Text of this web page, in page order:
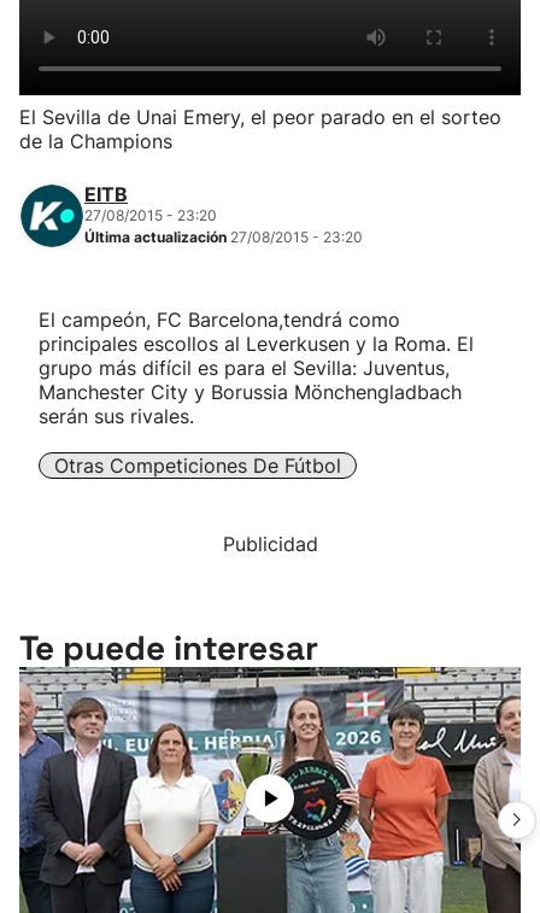
Kirolak 360
Atletismo
Más deportes
"Helmuga"
El Sevilla de Unai Emery, el peor parado en el sorteo
de la Champions
EITB
27/08/2015 - 23:20
Última actualización 27/08/2015 - 23:20
El campeón, FC Barcelona,tendrá como
principales escollos al Leverkusen y la Roma. El
grupo más difícil es para el Sevilla: Juventus,
Manchester City y Borussia Mönchengladbach
serán sus rivales.
Otras Competiciones De Fútbol
Publicidad
Te puede interesar